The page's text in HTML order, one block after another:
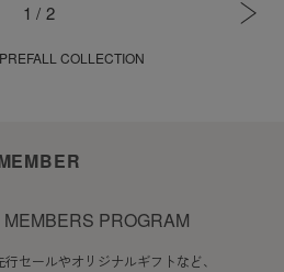
1 / 2
COLLECTION
PROGRAM
セールやオリジナルギフトなど、